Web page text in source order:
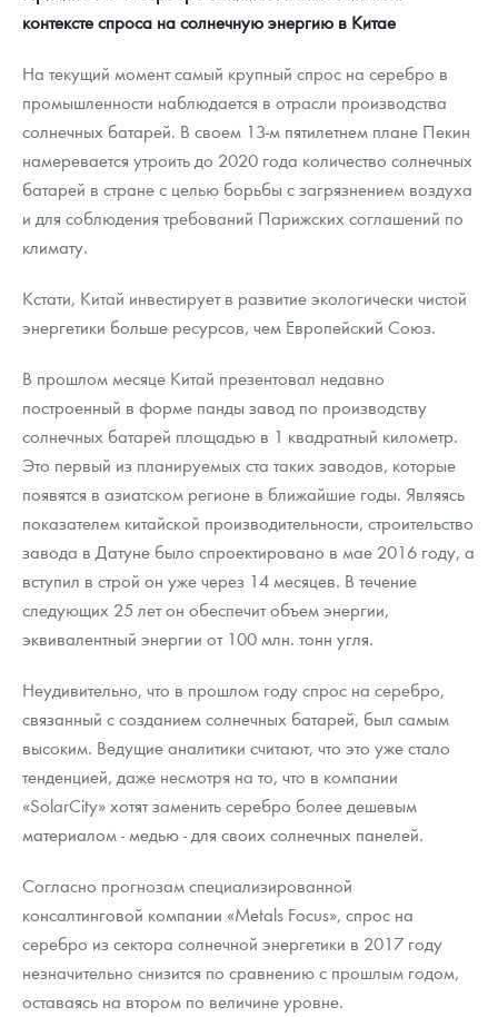
Ювелирные изделия
Золотая карманная галерея
Наборы подарочных и коллекционных монет
Монеты и жетоны из недрагоценных металлов
Книги по нумизматике
Положение по обработке и защите персональных данных
контексте спроса на солнечную энергию в Китае
На текущий момент самый крупный спрос на серебро в
промышленности наблюдается в отрасли производства
солнечных батарей. В своем 13-м пятилетнем плане Пекин
намеревается утроить до 2020 года количество солнечных
батарей в стране с целью борьбы с загрязнением воздуха
и для соблюдения требований Парижских соглашений по
климату.
Кстати, Китай инвестирует в развитие экологически чистой
энергетики больше ресурсов, чем Европейский Союз.
В прошлом месяце Китай презентовал недавно
построенный в форме панды завод по производству
солнечных батарей площадью в 1 квадратный километр.
Это первый из планируемых ста таких заводов, которые
появятся в азиатском регионе в ближайшие годы. Являясь
показателем китайской производительности, строительство
завода в Датуне было спроектировано в мае 2016 году, а
вступил в строй он уже через 14 месяцев. В течение
следующих 25 лет он обеспечит объем энергии,
эквивалентный энергии от 100 млн. тонн угля.
Неудивительно, что в прошлом году спрос на серебро,
связанный с созданием солнечных батарей, был самым
высоким. Ведущие аналитики считают, что это уже стало
тенденцией, даже несмотря на то, что в компании
«SolarCity» хотят заменить серебро более дешевым
материалом - медью - для своих солнечных панелей.
Согласно прогнозам специализированной
консалтинговой компании «Metals Focus», спрос на
серебро из сектора солнечной энергетики в 2017 году
незначительно снизится по сравнению с прошлым годом,
оставаясь на втором по величине уровне.